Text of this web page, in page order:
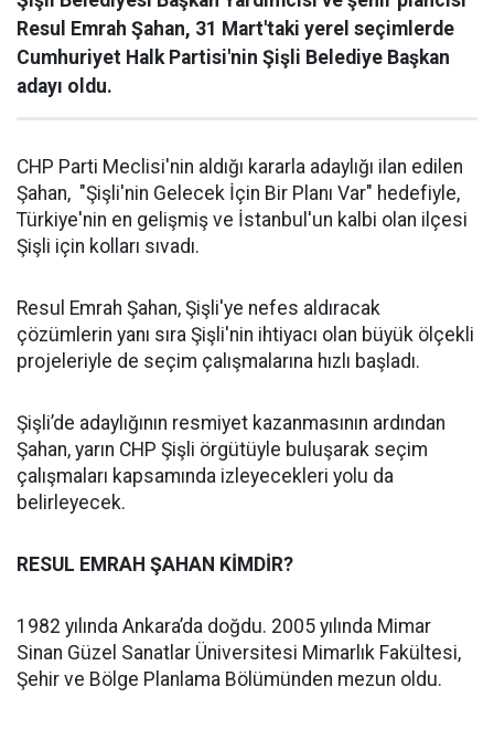
Resul Emrah Şahan, 31 Mart'taki yerel seçimlerde
Cumhuriyet Halk Partisi'nin Şişli Belediye Başkan
adayı oldu.
CHP Parti Meclisi'nin aldığı kararla adaylığı ilan edilen
Şahan, "Şişli'nin Gelecek İçin Bir Planı Var" hedefiyle,
Türkiye'nin en gelişmiş ve İstanbul'un kalbi olan ilçesi
Şişli için kolları sıvadı.
Resul Emrah Şahan, Şişli'ye nefes aldıracak
çözümlerin yanı sıra Şişli'nin ihtiyacı olan büyük ölçekli
projeleriyle de seçim çalışmalarına hızlı başladı.
Şişli’de adaylığının resmiyet kazanmasının ardından
Şahan, yarın CHP Şişli örgütüyle buluşarak seçim
çalışmaları kapsamında izleyecekleri yolu da
belirleyecek.
RESUL EMRAH ŞAHAN KİMDİR?
1982 yılında Ankara’da doğdu. 2005 yılında Mimar
Sinan Güzel Sanatlar Üniversitesi Mimarlık Fakültesi,
Şehir ve Bölge Planlama Bölümünden mezun oldu.